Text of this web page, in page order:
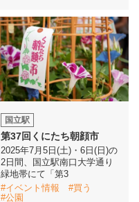
国立駅
第37回くにたち朝顔市
2025年7月5日(土)・6日(日)の
2日間、国立駅南口大学通り
緑地帯にて「第3
#イベント情報
#買う
#公園